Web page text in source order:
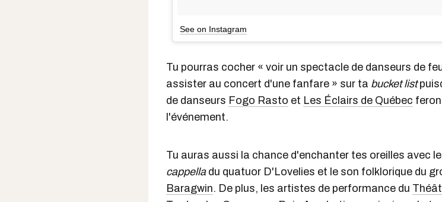
See on Instagram
Tu pourras cocher « voir un spectacle de danseurs de
assister au concert d'une fanfare » sur ta bucket list
de danseurs Fogo Rasto et Les Éclairs de Québec
l'événement.
Tu auras aussi la chance d'enchanter tes oreilles avec
cappella du quatuor D'Lovelies et le son folklorique du
Baragwin. De plus, les artistes de performance du